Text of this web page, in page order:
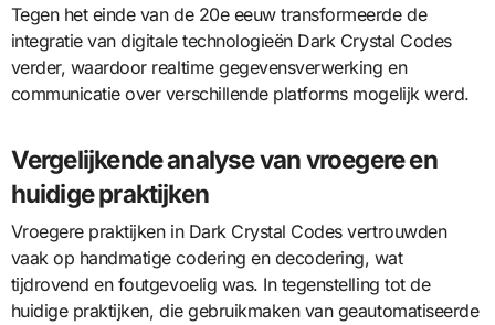
Tegen het einde van de 20e eeuw transformeerde de
integratie van digitale technologieën Dark Crystal Codes
verder, waardoor realtime gegevensverwerking en
communicatie over verschillende platforms mogelijk werd.
Vergelijkende analyse van vroegere en
huidige praktijken
Vroegere praktijken in Dark Crystal Codes vertrouwden
vaak op handmatige codering en decodering, wat
tijdrovend en foutgevoelig was. In tegenstelling tot de
huidige praktijken, die gebruikmaken van geautomatiseerde